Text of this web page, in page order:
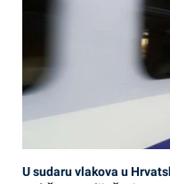
U sudaru vlakova u